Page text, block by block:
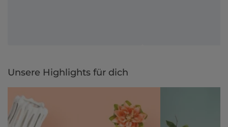
Unsere Highlights für dich